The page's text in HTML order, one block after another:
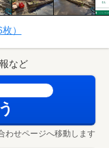
）
など
わせページへ移動します